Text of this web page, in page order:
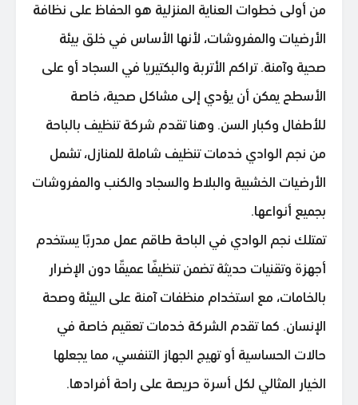
من أولى خطوات العناية المنزلية هو الحفاظ على نظافة
الأرضيات والمفروشات، لأنها الأساس في خلق بيئة
صحية وآمنة. تراكم الأتربة والبكتيريا في السجاد أو على
الأسطح يمكن أن يؤدي إلى مشاكل صحية، خاصة
للأطفال وكبار السن. وهنا تقدم شركة تنظيف بالباحة
من نجم الوادي خدمات تنظيف شاملة للمنازل، تشمل
الأرضيات الخشبية والبلاط والسجاد والكنب والمفروشات
بجميع أنواعها.
تمتلك نجم الوادي في الباحة طاقم عمل مدربًا يستخدم
أجهزة وتقنيات حديثة تضمن تنظيفًا عميقًا دون الإضرار
بالخامات، مع استخدام منظفات آمنة على البيئة وصحة
الإنسان. كما تقدم الشركة خدمات تعقيم خاصة في
حالات الحساسية أو تهيج الجهاز التنفسي، مما يجعلها
الخيار المثالي لكل أسرة حريصة على راحة أفرادها.